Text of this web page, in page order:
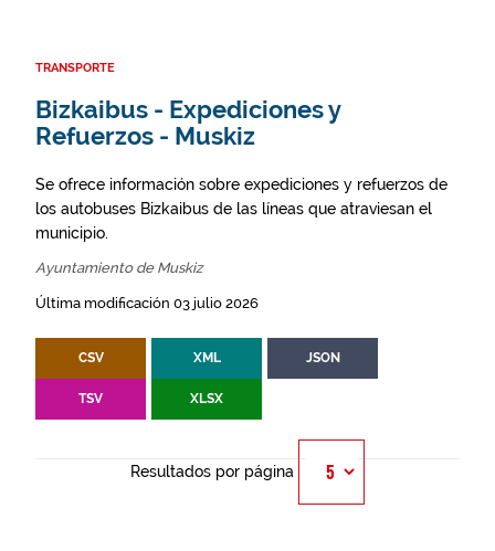
TRANSPORTE
Bizkaibus - Expediciones y
Refuerzos - Muskiz
Se ofrece información sobre expediciones y refuerzos de
los autobuses Bizkaibus de las líneas que atraviesan el
municipio.
Ayuntamiento de Muskiz
Última modificación 03 julio 2026
CSV XML JSON
TSV XLSX
Resultados por página